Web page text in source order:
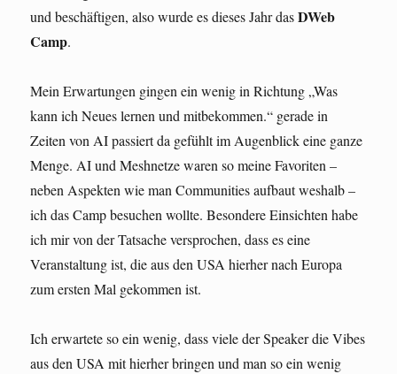
und beschäftigen, also wurde es dieses Jahr dasDWeb
Camp.
Mein Erwartungen gingen ein wenig in Richtung „Was
kann ich Neues lernen und mitbekommen.“ gerade in
Zeiten von AI passiert da gefühlt im Augenblick eine ganze
Menge. AI und Meshnetze waren so meine Favoriten –
neben Aspekten wie man Communities aufbaut weshalb –
ich das Camp besuchen wollte. Besondere Einsichten habe
ich mir von der Tatsache versprochen, dass es eine
Veranstaltung ist, die aus den USA hierher nach Europa
zum ersten Mal gekommen ist.
Ich erwartete so ein wenig, dass viele der Speaker die Vibes
aus den USA mit hierher bringen und man so ein wenig